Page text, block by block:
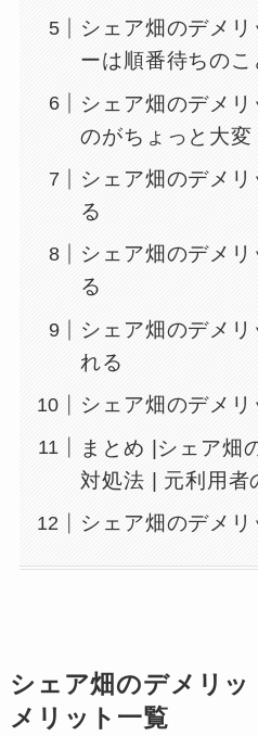
シェア畑のデメ
ーは順番待ちのこ
シェア畑のデメ
のがちょっと大変
シェア畑のデメ
る
シェア畑のデメ
る
シェア畑のデメ
れる
シェア畑のデメ
まとめ |シェア畑
対処法 | 元利用者
シェア畑のデメ
シェア畑のデメリ
メリット一覧